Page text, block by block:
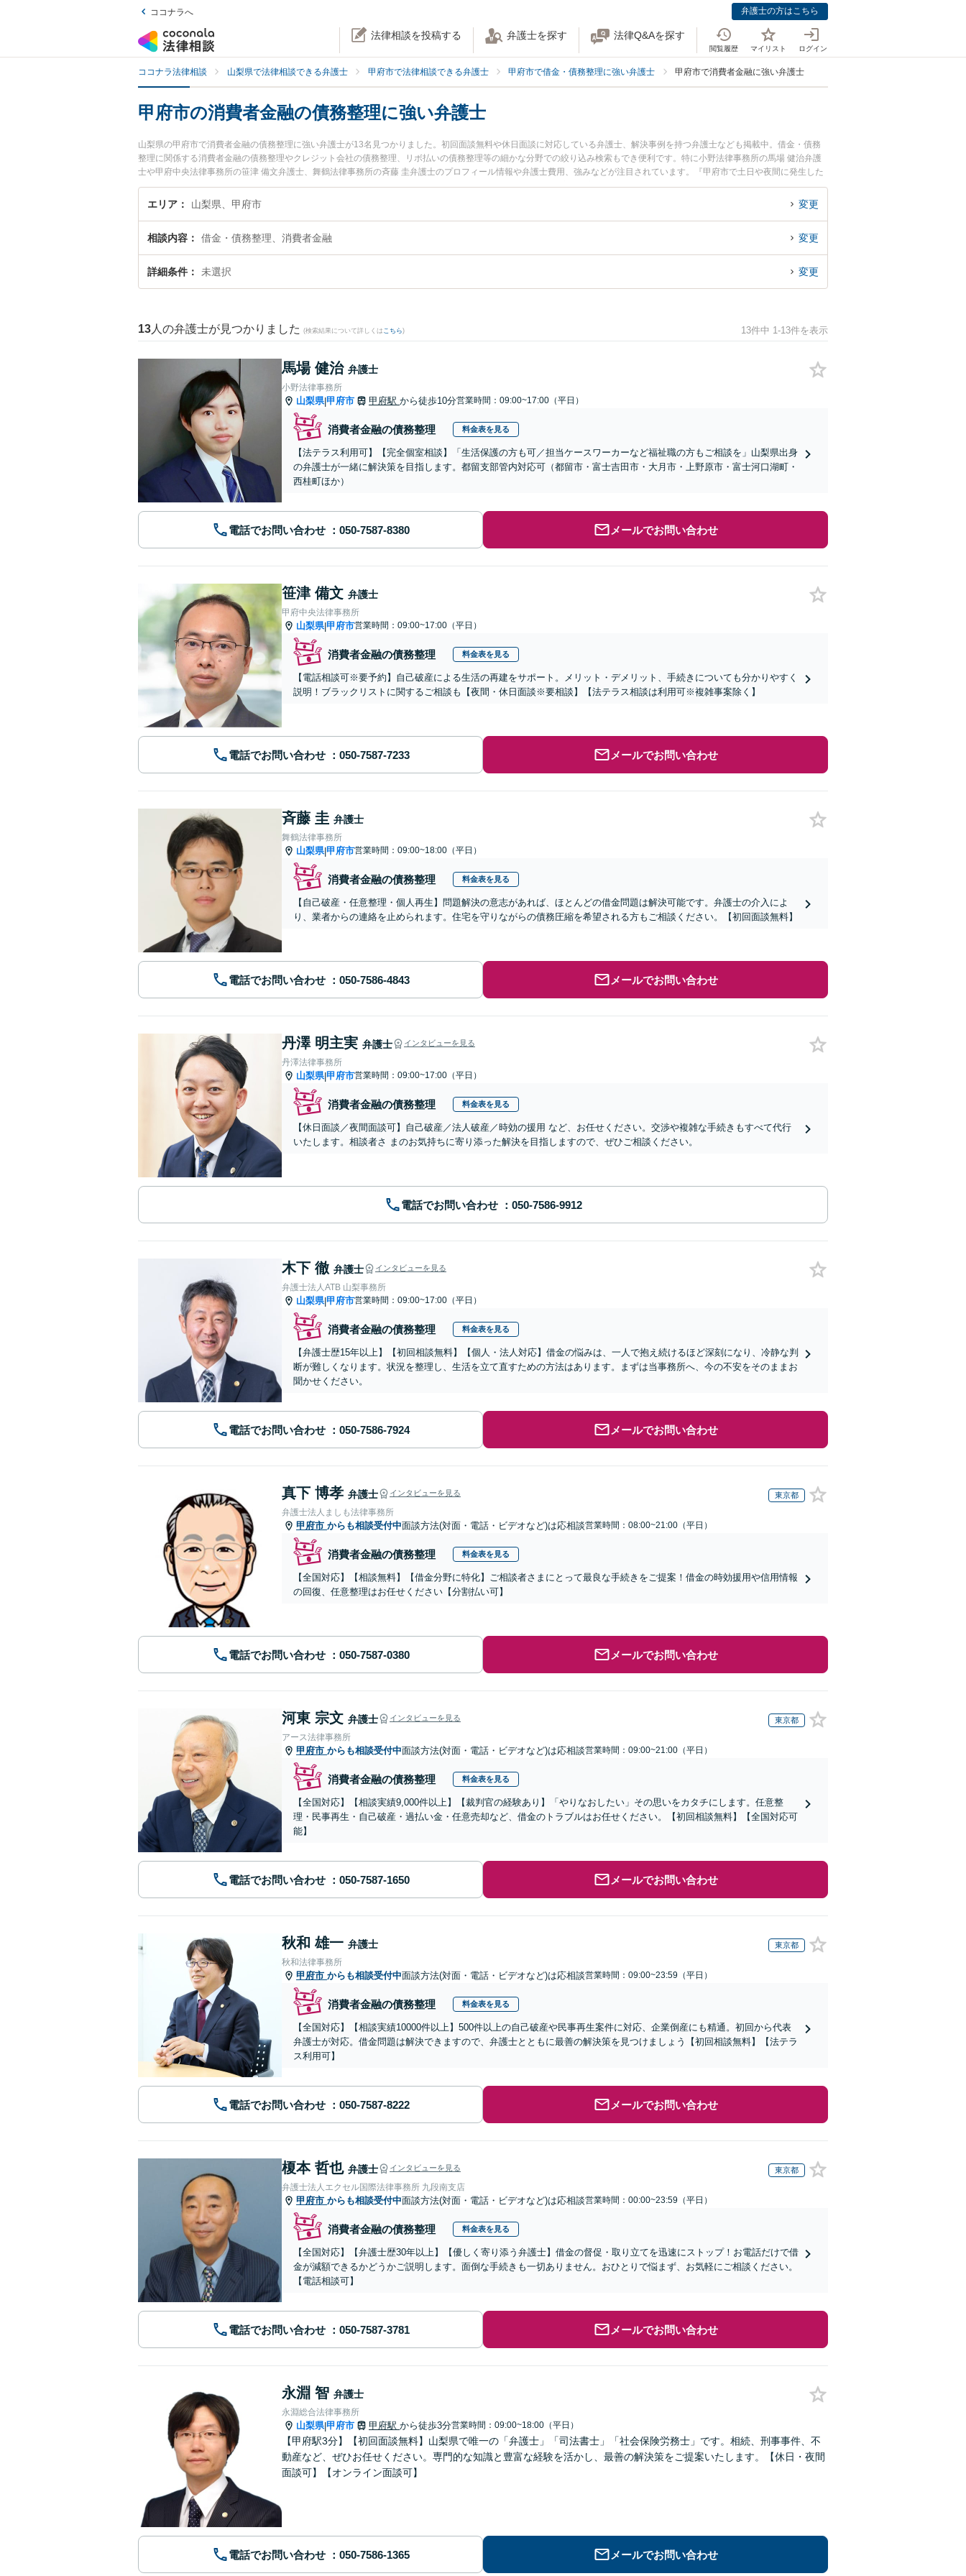
ココナラへ 弁護士の方はこちら
法律相談を投稿する 弁護士を探す 法律Q&Aを探す
閲覧履歴 マイリスト ログイン
ココナラ法律相談 山梨県で法律相談できる弁護士 甲府市で法律相談できる弁護士 甲府市で借金・債務整理に強い弁護士 甲府市で消費者金融に強い弁護士
甲府市の消費者金融の債務整理に強い弁護士
山梨県の甲府市で消費者金融の債務整理に強い弁護士が13名見つかりました。初回面談無料や休日面談に対応している弁護士、解決事例を持つ弁護士なども掲載中。借金・債務
整理に関係する消費者金融の債務整理やクレジット会社の債務整理、リボ払いの債務整理等の細かな分野での絞り込み検索もでき便利です。特に小野法律事務所の馬場 健治弁護
士や甲府中央法律事務所の笹津 備文弁護士、舞鶴法律事務所の斉藤 圭弁護士のプロフィール情報や弁護士費用、強みなどが注目されています。『甲府市で土日や夜間に発生した
消費者金融の債務整理のトラブルを今すぐに弁護士に相談したい』『消費者金融の債務整理のトラブル解決の実績豊富な近くの弁護士を検索したい』『初回相談無料で消費者金融
の債務整理を法律相談できる甲府市内の弁護士に相談予約したい』などでお困りの相談者さんにおすすめです。
エリア 山梨県、甲府市 変更
相談内容 借金・債務整理、消費者金融 変更
詳細条件 未選択 変更
13 人の弁護士が見つかりました (検索結果について詳しくは こちら) 13件中 1-13件を表示
馬場 健治 弁護士
小野法律事務所
山梨県|甲府市 甲府駅 から徒歩10分営業時間：09:00~17:00（平日）
消費者金融の債務整理 料金表を見る
【法テラス利用可】【完全個室相談】「生活保護の方も可／担当ケースワーカーなど福祉職の方もご相談を」山梨県出身
の弁護士が一緒に解決策を目指します。都留支部管内対応可（都留市・富士吉田市・大月市・上野原市・富士河口湖町・
西桂町ほか）
電話でお問い合わせ メールでお問い合わせ
笹津 備文 弁護士
甲府中央法律事務所
山梨県|甲府市営業時間：09:00~17:00（平日）
消費者金融の債務整理 料金表を見る
【電話相談可※要予約】自己破産による生活の再建をサポート。メリット・デメリット、手続きについても分かりやすく
説明！ブラックリストに関するご相談も【夜間・休日面談※要相談】【法テラス相談は利用可※複雑事案除く】
電話でお問い合わせ メールでお問い合わせ
斉藤 圭 弁護士
舞鶴法律事務所
山梨県|甲府市営業時間：09:00~18:00（平日）
消費者金融の債務整理 料金表を見る
【自己破産・任意整理・個人再生】問題解決の意志があれば、ほとんどの借金問題は解決可能です。弁護士の介入によ
り、業者からの連絡を止められます。住宅を守りながらの債務圧縮を希望される方もご相談ください。【初回面談無料】
電話でお問い合わせ メールでお問い合わせ
丹澤 明主実 弁護士 インタビューを見る
丹澤法律事務所
山梨県|甲府市営業時間：09:00~17:00（平日）
消費者金融の債務整理 料金表を見る
【休日面談／夜間面談可】自己破産／法人破産／時効の援用 など、お任せください。交渉や複雑な手続きもすべて代行
いたします。相談者さ まのお気持ちに寄り添った解決を目指しますので、ぜひご相談ください。
電話でお問い合わせ
木下 徹 弁護士 インタビューを見る
弁護士法人ATB 山梨事務所
山梨県|甲府市営業時間：09:00~17:00（平日）
消費者金融の債務整理 料金表を見る
【弁護士歴15年以上】【初回相談無料】【個人・法人対応】借金の悩みは、一人で抱え続けるほど深刻になり、冷静な判
断が難しくなります。状況を整理し、生活を立て直すための方法はあります。まずは当事務所へ、今の不安をそのままお
聞かせください。
電話でお問い合わせ メールでお問い合わせ
真下 博孝 弁護士 インタビューを見る 東京都
弁護士法人ましも法律事務所
甲府市 からも相談受付中面談方法(対面・電話・ビデオなど)は応相談営業時間：08:00~21:00（平日）
消費者金融の債務整理 料金表を見る
【全国対応】【相談無料】【借金分野に特化】ご相談者さまにとって最良な手続きをご提案！借金の時効援用や信用情報
の回復、任意整理はお任せください【分割払い可】
電話でお問い合わせ メールでお問い合わせ
河東 宗文 弁護士 インタビューを見る 東京都
アース法律事務所
甲府市 からも相談受付中面談方法(対面・電話・ビデオなど)は応相談営業時間：09:00~21:00（平日）
消費者金融の債務整理 料金表を見る
【全国対応】【相談実績9,000件以上】【裁判官の経験あり】「やりなおしたい」その思いをカタチにします。任意整
理・民事再生・自己破産・過払い金・任意売却など、借金のトラブルはお任せください。【初回相談無料】【全国対応可
能】
電話でお問い合わせ メールでお問い合わせ
秋和 雄一 弁護士 東京都
秋和法律事務所
甲府市 からも相談受付中面談方法(対面・電話・ビデオなど)は応相談営業時間：09:00~23:59（平日）
消費者金融の債務整理 料金表を見る
【全国対応】【相談実績10000件以上】500件以上の自己破産や民事再生案件に対応、企業倒産にも精通。初回から代表
弁護士が対応。借金問題は解決できますので、弁護士とともに最善の解決策を見つけましょう【初回相談無料】【法テラ
ス利用可】
電話でお問い合わせ メールでお問い合わせ
榎本 哲也 弁護士 インタビューを見る 東京都
弁護士法人エクセル国際法律事務所 九段南支店
甲府市 からも相談受付中面談方法(対面・電話・ビデオなど)は応相談営業時間：00:00~23:59（平日）
消費者金融の債務整理 料金表を見る
【全国対応】【弁護士歴30年以上】【優しく寄り添う弁護士】借金の督促・取り立てを迅速にストップ！お電話だけで借
金が減額できるかどうかご説明します。面倒な手続きも一切ありません。おひとりで悩まず、お気軽にご相談ください。
【電話相談可】
電話でお問い合わせ メールでお問い合わせ
永淵 智 弁護士
永淵総合法律事務所
山梨県|甲府市 甲府駅 から徒歩3分営業時間：09:00~18:00（平日）
【甲府駅3分】【初回面談無料】山梨県で唯一の「弁護士」「司法書士」「社会保険労務士」です。相続、刑事事件、不
動産など、ぜひお任せください。専門的な知識と豊富な経験を活かし、最善の解決策をご提案いたします。【休日・夜間
面談可】【オンライン面談可】
電話でお問い合わせ メールでお問い合わせ